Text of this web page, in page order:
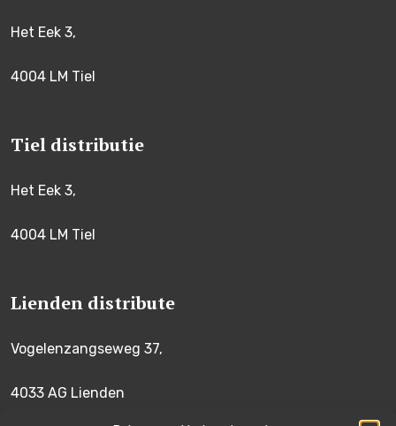
Het Eek 3,
4004 LM Tiel
Tiel distributie
Het Eek 3,
4004 LM Tiel
Lienden distribute
Vogelenzangseweg 37,
4033 AG Lienden